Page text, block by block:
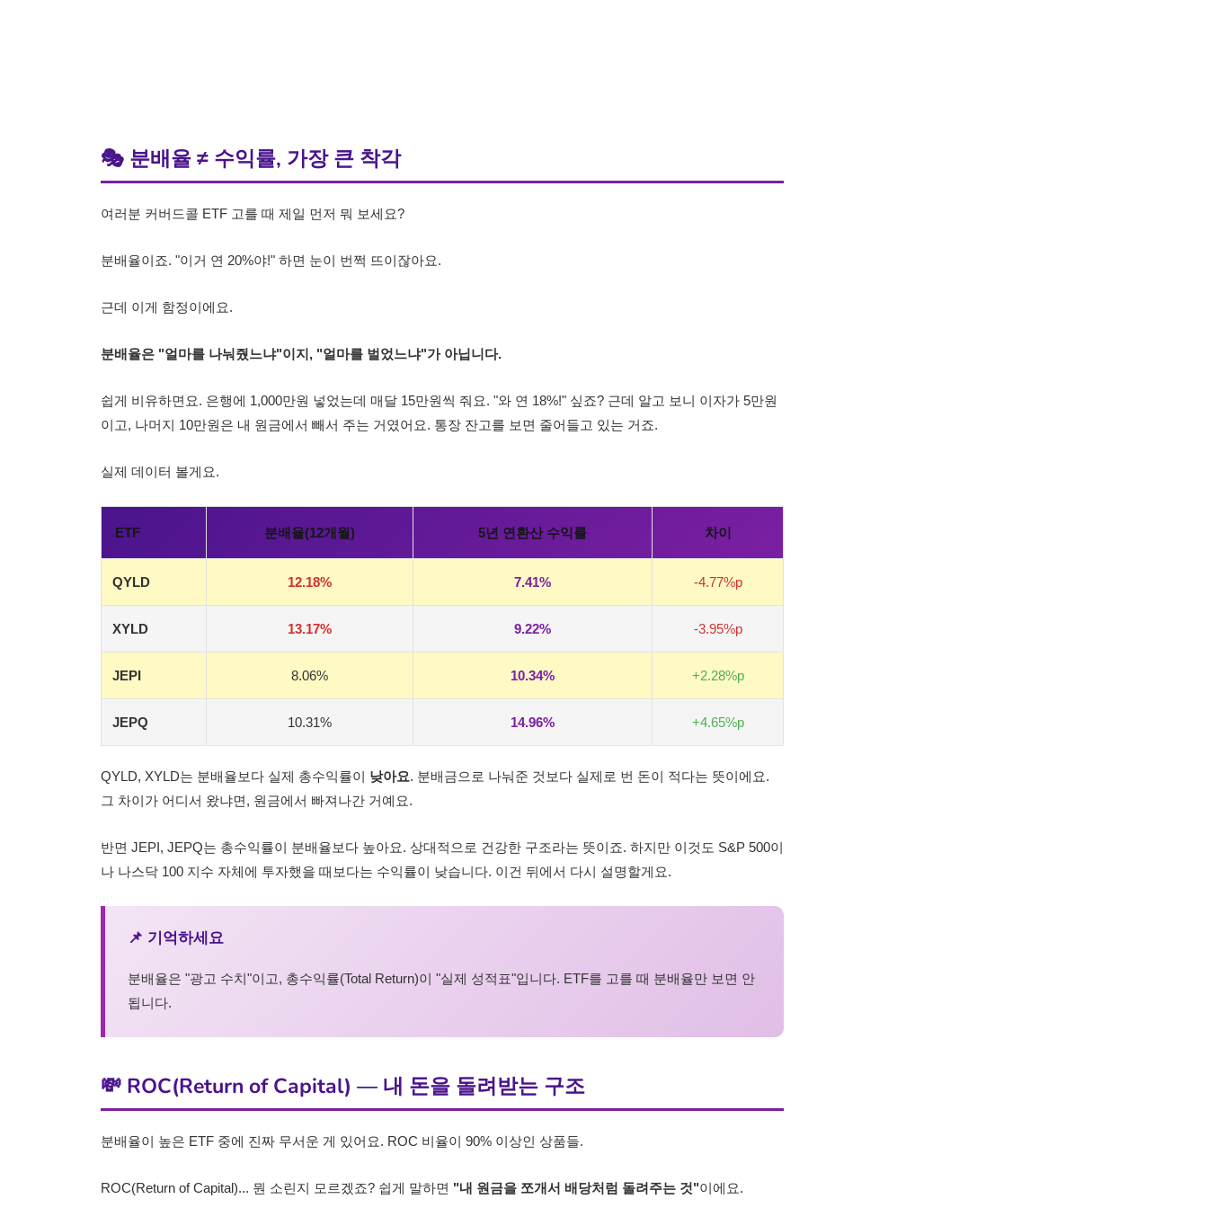
🎭 분배율 ≠ 수익률, 가장 큰 착각
여러분 커버드콜 ETF 고를 때 제일 먼저 뭐 보세요?
분배율이죠. "이거 연 20%야!" 하면 눈이 번쩍 뜨이잖아요.
근데 이게 함정이에요.
분배율은 "얼마를 나눠줬느냐"이지, "얼마를 벌었느냐"가 아닙니다.
쉽게 비유하면요. 은행에 1,000만원 넣었는데 매달 15만원씩 줘요. "와 연 18%!" 싶죠? 근데 알고 보니 이자가 5만원
이고, 나머지 10만원은 내 원금에서 빼서 주는 거였어요. 통장 잔고를 보면 줄어들고 있는 거죠.
실제 데이터 볼게요.
ETF 분배율(12개월) 5년 연환산 수익률 차이
QYLD 12.18% 7.41% -4.77%p
XYLD 13.17% 9.22% -3.95%p
JEPI 8.06% 10.34% +2.28%p
JEPQ 10.31% 14.96% +4.65%p
QYLD, XYLD는 분배율보다 실제 총수익률이 낮아요. 분배금으로 나눠준 것보다 실제로 번 돈이 적다는 뜻이에요.
그 차이가 어디서 왔냐면, 원금에서 빠져나간 거예요.
반면 JEPI, JEPQ는 총수익률이 분배율보다 높아요. 상대적으로 건강한 구조라는 뜻이죠. 하지만 이것도 S&P 500이
나 나스닥 100 지수 자체에 투자했을 때보다는 수익률이 낮습니다. 이건 뒤에서 다시 설명할게요.
📌 기억하세요
분배율은 "광고 수치"이고, 총수익률(Total Return)이 "실제 성적표"입니다. ETF를 고를 때 분배율만 보면 안
됩니다.
💸 ROC(Return of Capital) — 내 돈을 돌려받는 구조
분배율이 높은 ETF 중에 진짜 무서운 게 있어요. ROC 비율이 90% 이상인 상품들.
ROC(Return of Capital)... 뭔 소린지 모르겠죠? 쉽게 말하면 "내 원금을 쪼개서 배당처럼 돌려주는 것"이에요.